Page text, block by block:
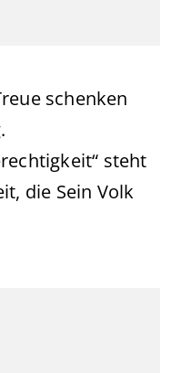
schenken
steht
die Sein Volk